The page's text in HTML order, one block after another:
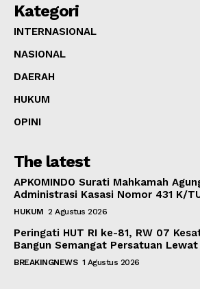
Kategori
INTERNASIONAL
NASIONAL
DAERAH
HUKUM
OPINI
The latest
APKOMINDO Surati Mahkamah
Administrasi Kasasi Nomor 431 K/
HUKUM 2 Agustus 2026
Peringati HUT RI ke-81, RW 07
Bangun Semangat Persatuan
BREAKINGNEWS 1 Agustus 2026